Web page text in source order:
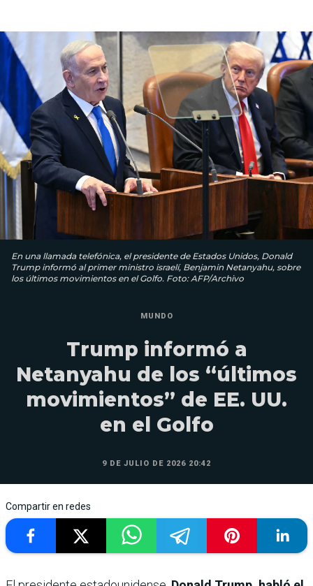
En una llamada telefónica, el presidente de Estados Unidos, Donald
Trump informó al primer ministro israelí, Benjamin Netanyahu, sobre
los últimos movimientos en el Golfo. Foto: AFP/Archivo
MUNDO
Trump informó a
Netanyahu de los “últimos
movimientos” de EE. UU.
en el Golfo
9 DE JULIO DE 2026 20:42
Compartir en redes